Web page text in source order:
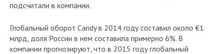
подсчитали в компании.
Глобальный оборот Candy в 2014 году составил около €1
млрд, доля России в нем составила примерно 6%. В
компании прогнозируют, что в 2015 году глобальный